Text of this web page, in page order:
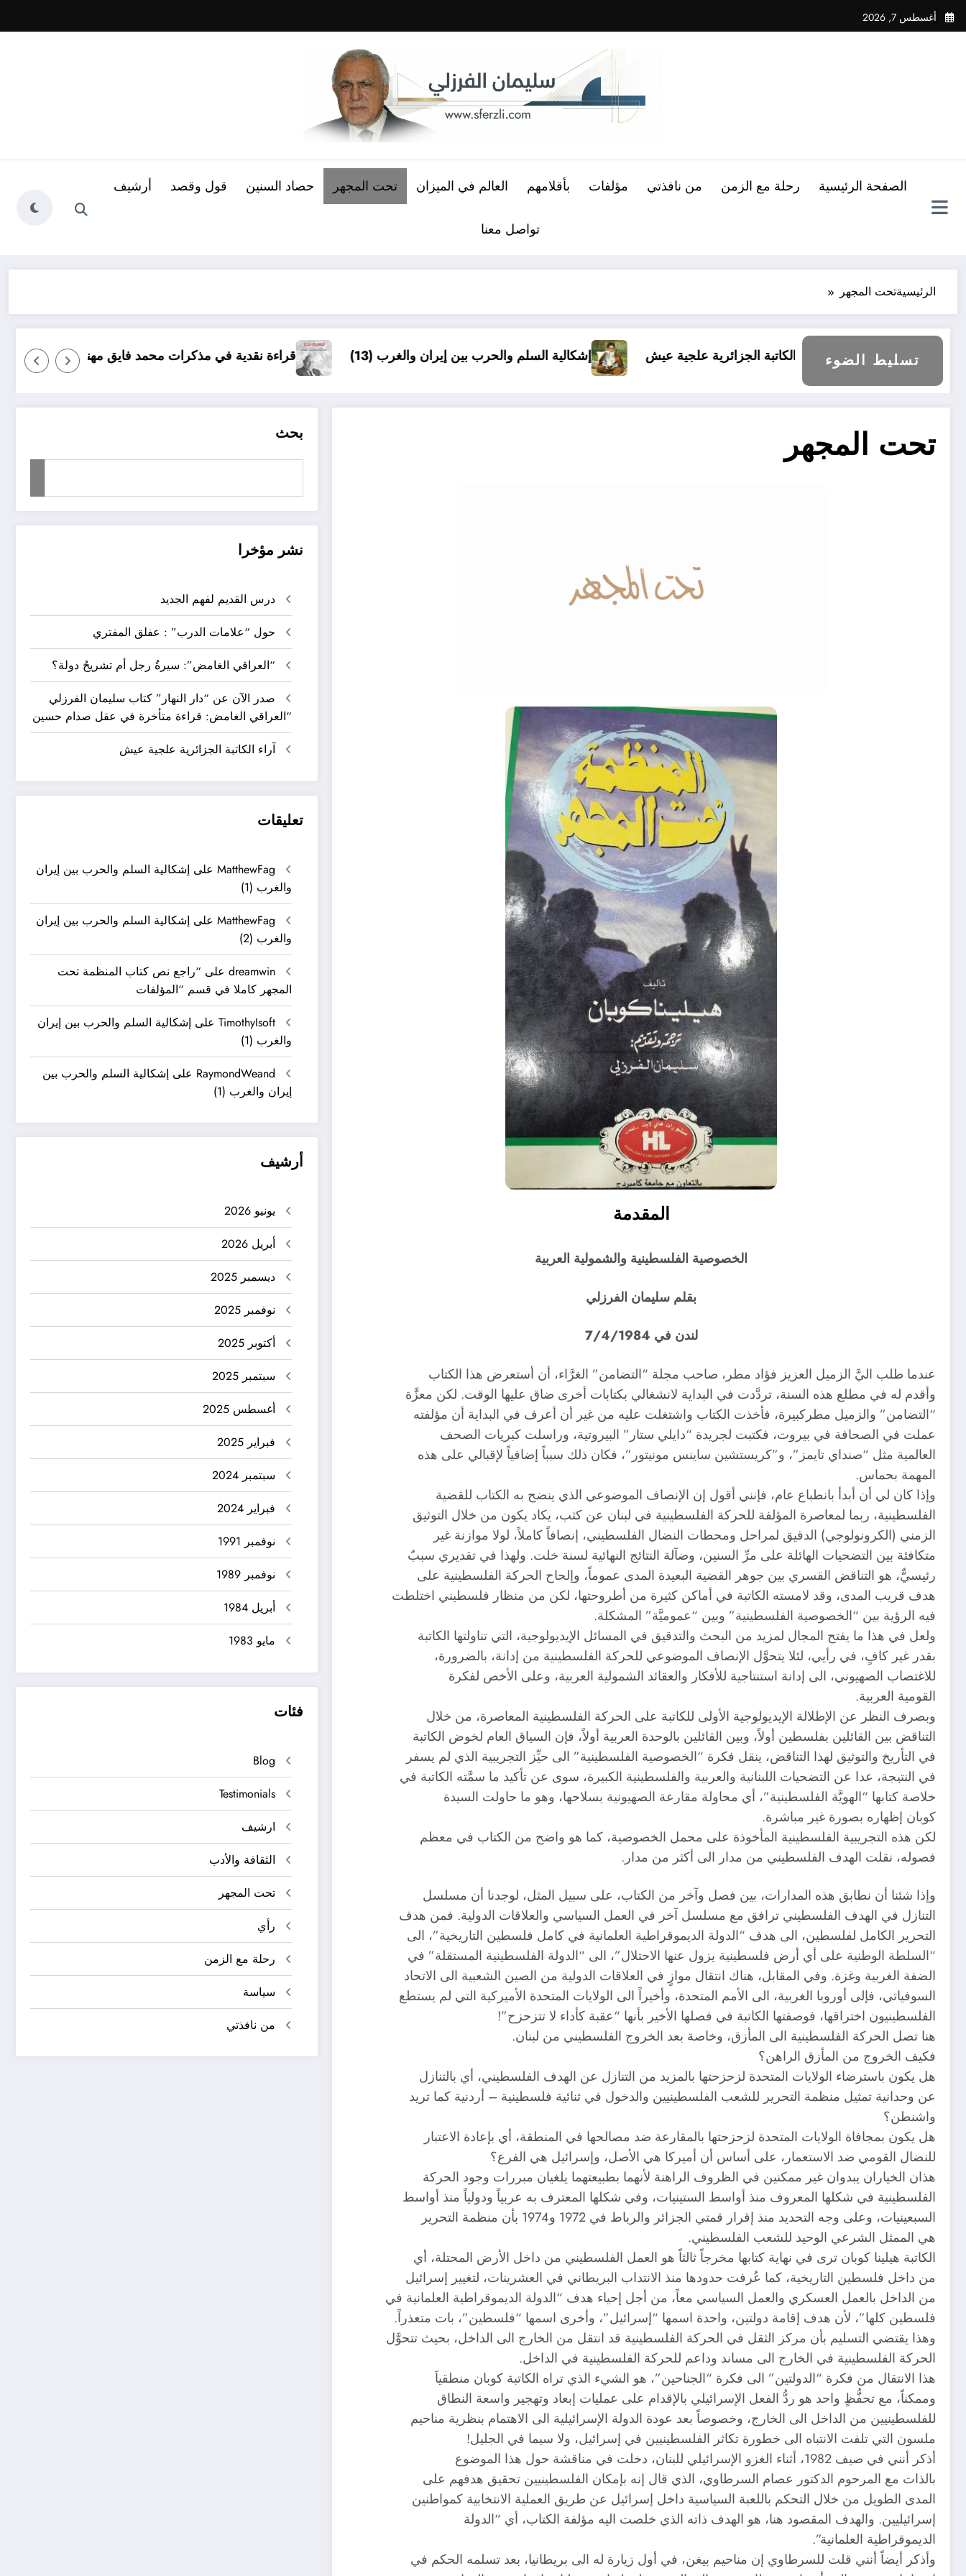
التجاوز
إلى
أغسطس 7, 2026
الصفحة الرئيسية رحلة مع الزمن من نافذتي مؤلفات بأقلامهم العالم في الميزان تحت المجهر حصاد السنين قول وقصد أرشيف
تواصل معنا
الرئيسيةتحت المجهر
تسليط الضوء
آراء الكاتبة الجزائرية علجية عيش إشكالية السلم والحرب بين إيران والغرب (13) قراءة نقدية في مذكرات محمد فايق مهندس الاعلام الناصري تسامي جبران فوق
تحت المجهر
المقدمة
الخصوصية الفلسطينية والشمولية العربية
بقلم سليمان الفرزلي
لندن في 7/4/1984
عندما طلب اليَّ الزميل العزيز فؤاد مطر، صاحب مجلة “التضامن” الغرَّاء، أن أستعرض هذا الكتاب
وأقدم له في مطلع هذه السنة، تردَّدت في البداية لانشغالي بكتابات أخرى ضاق عليها الوقت. لكن معزَّة
“التضامن” والزميل مطركبيرة، فأخذت الكتاب واشتغلت عليه من غير أن أعرف في البداية أن مؤلفته
عملت في الصحافة في بيروت، فكتبت لجريدة “دايلي ستار” البيروتية، وراسلت كبريات الصحف
العالمية مثل “صنداي تايمز”، و”كريستشين ساينس مونيتور”، فكان ذلك سبباً إضافياً لإقبالي على هذه
المهمة بحماس.
وإذا كان لي أن أبدأ بانطباع عام، فإنني أقول إن الإنصاف الموضوعي الذي ينضح به الكتاب للقضية
الفلسطينية، ربما لمعاصرة المؤلفة للحركة الفلسطينية في لبنان عن كثب، يكاد يكون من خلال التوثيق
الزمني (الكرونولوجي) الدقيق لمراحل ومحطات النضال الفلسطيني، إنصافاً كاملاً، لولا موازنة غير
متكافئة بين التضحيات الهائلة على مرِّ السنين، وضآلة النتائج النهائية لسنة خلت. ولهذا في تقديري سببٌ
رئيسيٌّ، هو التناقض القسري بين جوهر القضية البعيدة المدى عموماً، وإلحاح الحركة الفلسطينية على
هدف قريب المدى، وقد لامسته الكاتبة في أماكن كثيرة من أطروحتها، لكن من منظار فلسطيني اختلطت
فيه الرؤية بين “الخصوصية الفلسطينية” وبين “عموميَّة” المشكلة.
ولعل في هذا ما يفتح المجال لمزيد من البحث والتدقيق في المسائل الإيديولوجية، التي تناولتها الكاتبة
بقدر غير كافٍ، في رأيي، لئلا يتحوَّل الإنصاف الموضوعي للحركة الفلسطينية من إدانة، بالضرورة،
للاغتصاب الصهيوني، الى إدانة استنتاجية للأفكار والعقائد الشمولية العربية، وعلى الأخص لفكرة
القومية العربية.
وبصرف النظر عن الإطلالة الإيديولوجية الأولى للكاتبة على الحركة الفلسطينية المعاصرة، من خلال
التناقض بين القائلين بفلسطين أولاً، وبين القائلين بالوحدة العربية أولاً، فإن السياق العام لخوض الكاتبة
في التأريخ والتوثيق لهذا التناقض، ينقل فكرة “الخصوصية الفلسطينية” الى حيِّز التجريبية الذي لم يسفر
في النتيجة، عدا عن التضحيات اللبنانية والعربية والفلسطينية الكبيرة، سوى عن تأكيد ما سمَّته الكاتبة في
خلاصة كتابها “الهويَّة الفلسطينية”، أي محاولة مقارعة الصهيونية بسلاحها، وهو ما حاولت السيدة
كوبان إظهاره بصورة غير مباشرة.
لكن هذه التجريبية الفلسطينية المأخوذة على محمل الخصوصية، كما هو واضح من الكتاب في معظم
فصوله، نقلت الهدف الفلسطيني من مدار الى أكثر من مدار.
وإذا شئنا أن نطابق هذه المدارات، بين فصل وآخر من الكتاب، على سبيل المثل، لوجدنا أن مسلسل
التنازل في الهدف الفلسطيني ترافق مع مسلسل آخر في العمل السياسي والعلاقات الدولية. فمن هدف
التحرير الكامل لفلسطين، الى هدف “الدولة الديموقراطية العلمانية في كامل فلسطين التاريخية”، الى
“السلطة الوطنية على أي أرض فلسطينية يزول عنها الاحتلال”، الى “الدولة الفلسطينية المستقلة” في
الضفة الغربية وغزة. وفي المقابل، هناك انتقال موازٍ في العلاقات الدولية من الصين الشعبية الى الاتحاد
السوفياتي، فإلى أوروبا الغربية، الى الأمم المتحدة، وأخيراً الى الولايات المتحدة الأميركية التي لم يستطع
الفلسطينيون اختراقها، فوصفتها الكاتبة في فصلها الأخير بأنها “عقبة كأداء لا تتزحزح”!
هنا تصل الحركة الفلسطينية الى المأزق، وخاصة بعد الخروج الفلسطيني من لبنان.
فكيف الخروج من المأزق الراهن؟
هل يكون باسترضاء الولايات المتحدة لزحزحتها بالمزيد من التنازل عن الهدف الفلسطيني، أي بالتنازل
عن وحدانية تمثيل منظمة التحرير للشعب الفلسطينيين والدخول في ثنائية فلسطينية – أردنية كما تريد
واشنطن؟
هل يكون بمجافاة الولايات المتحدة لزحزحتها بالمقارعة ضد مصالحها في المنطقة، أي بإعادة الاعتبار
للنضال القومي ضد الاستعمار، على أساس أن أميركا هي الأصل، وإسرائيل هي الفرع؟
هذان الخياران يبدوان غير ممكنين في الظروف الراهنة لأنهما بطبيعتهما يلغيان مبررات وجود الحركة
الفلسطينية في شكلها المعروف منذ أواسط الستينيات، وفي شكلها المعترف به عربياً ودولياً منذ أواسط
السبعينيات، وعلى وجه التحديد منذ إقرار قمتي الجزائر والرباط في 1972 و1974 بأن منظمة التحرير
هي الممثل الشرعي الوحيد للشعب الفلسطيني.
الكاتبة هيلينا كوبان ترى في نهاية كتابها مخرجاً ثالثاً هو العمل الفلسطيني من داخل الأرض المحتلة، أي
من داخل فلسطين التاريخية، كما عُرفت حدودها منذ الانتداب البريطاني في العشرينات، لتغيير إسرائيل
من الداخل بالعمل العسكري والعمل السياسي معاً، من أجل إحياء هدف “الدولة الديموقراطية العلمانية في
فلسطين كلها”، لأن هدف إقامة دولتين، واحدة اسمها “إسرائيل”، وأخرى اسمها “فلسطين”، بات متعذراً.
وهذا يقتضي التسليم بأن مركز الثقل في الحركة الفلسطينية قد انتقل من الخارج الى الداخل، بحيث تتحوَّل
الحركة الفلسطينية في الخارج الى مساند وداعم للحركة الفلسطينية في الداخل.
هذا الانتقال من فكرة “الدولتين” الى فكرة “الجناحين”، هو الشيء الذي تراه الكاتبة كوبان منطقياَ
وممكناً، مع تحفُّظٍ واحد هو ردُّ الفعل الإسرائيلي بالإقدام على عمليات إبعاد وتهجير واسعة النطاق
للفلسطينيين من الداخل الى الخارج، وخصوصاً بعد عودة الدولة الإسرائيلية الى الاهتمام بنظرية مناحيم
ملسون التي تلفت الانتباه الى خطورة تكاثر الفلسطينيين في إسرائيل، ولا سيما في الجليل!
أذكر أنني في صيف 1982، أثناء الغزو الإسرائيلي للبنان، دخلت في مناقشة حول هذا الموضوع
بالذات مع المرحوم الدكتور عصام السرطاوي، الذي قال إنه بإمكان الفلسطينيين تحقيق هدفهم على
المدى الطويل من خلال التحكم باللعبة السياسية داخل إسرائيل عن طريق العملية الانتخابية كمواطنين
إسرائيليين. والهدف المقصود هنا، هو الهدف ذاته الذي خلصت اليه مؤلفة الكتاب، أي “الدولة
الديموقراطية العلمانية”.
وأذكر أيضاً أنني قلت للسرطاوي إن مناحيم بيغن، في أول زيارة له الى بريطانيا، بعد تسلمه الحكم في
بحث
نشر مؤخرا
درس القديم لفهم الجديد
حول “علامات الدرب” : عفلق المفتري
“العراقي الغامض”: سيرةُ رجل أم تشريحُ دولة؟
صدر الآن عن “دار النهار” كتاب سليمان الفرزلي
“العراقي الغامض: قراءة متأخرة في عقل صدام حسين
آراء الكاتبة الجزائرية علجية عيش
تعليقات
MatthewFag على إشكالية السلم والحرب بين إيران
والغرب (1)
MatthewFag على إشكالية السلم والحرب بين إيران
والغرب (2)
dreamwin على “راجع نص كتاب المنظمة تحت
المجهر كاملا في قسم “المؤلفات
TimothyIsoft على إشكالية السلم والحرب بين إيران
والغرب (1)
RaymondWeand على إشكالية السلم والحرب بين
إيران والغرب (1)
أرشيف
يونيو 2026
أبريل 2026
ديسمبر 2025
نوفمبر 2025
أكتوبر 2025
سبتمبر 2025
أغسطس 2025
فبراير 2025
سبتمبر 2024
فبراير 2024
نوفمبر 1991
نوفمبر 1989
أبريل 1984
مايو 1983
فئات
Blog
Testimonials
ارشيف
الثقافة والأدب
تحت المجهر
رأي
رحلة مع الزمن
سياسة
من نافذتي